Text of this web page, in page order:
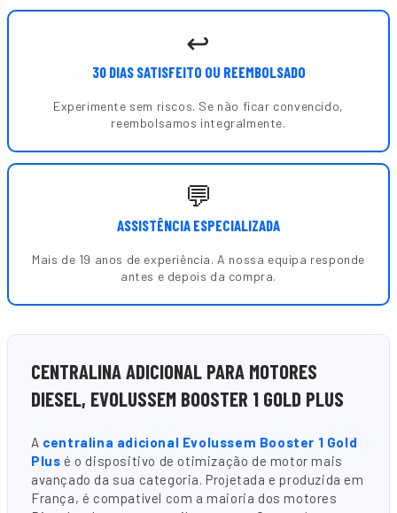
↩️
30 DIAS SATISFEITO OU REEMBOLSADO
Experimente sem riscos. Se não ficar convencido,
reembolsamos integralmente.
💬
ASSISTÊNCIA ESPECIALIZADA
Mais de 19 anos de experiência. A nossa equipa responde
antes e depois da compra.
CENTRALINA ADICIONAL PARA MOTORES
DIESEL, EVOLUSSEM BOOSTER 1 GOLD PLUS
A centralina adicional Evolussem Booster 1 Gold
Plus é o dispositivo de otimização de motor mais
avançado da sua categoria. Projetada e produzida em
França, é compatível com a maioria dos motores